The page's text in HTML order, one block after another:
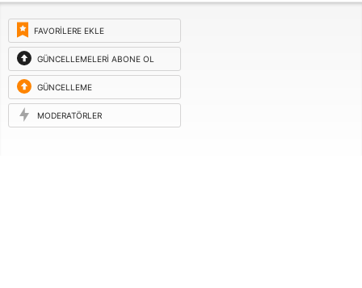
FAVORILERE EKLE
GÜNCELLEMELERI ABONE OL
GÜNCELLEME
ISTEĞI
MODERATÖRLER